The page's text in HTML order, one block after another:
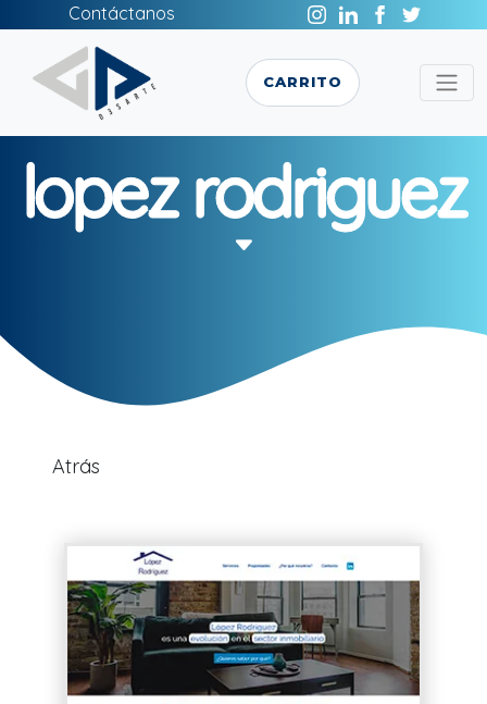
Contáctanos
CARRITO
lopez rodriguez
Atrás